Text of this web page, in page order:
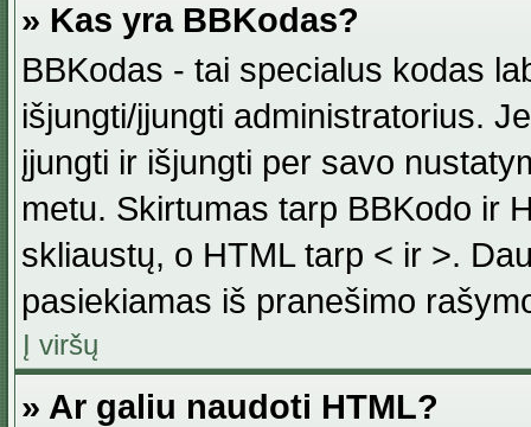
» Kas yra BBKodas?
BBKodas - tai specialus kodas
išjungti/įjungti administratorius.
įjungti ir išjungti per savo
metu. Skirtumas tarp BBKodo ir
skliaustų, o HTML tarp < ir >.
pasiekiamas iš pranešimo
Į viršų
» Ar galiu naudoti HTML?